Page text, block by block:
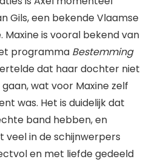
Gils, een bekende Vlaamse
is vooral bekend van
programma Bestemming
dat haar dochter niet
wat voor Maxine zelf
was. Het is duidelijk dat
band hebben, en
veel in de schijnwerpers
en met liefde gedeeld